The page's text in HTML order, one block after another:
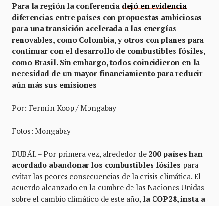
Para la región la conferencia dejó en evidencia
diferencias entre países con propuestas ambiciosas
para una transición acelerada a las energías
renovables, como Colombia, y otros con planes para
continuar con el desarrollo de combustibles fósiles,
como Brasil. Sin embargo, todos coincidieron en la
necesidad de un mayor financiamiento para reducir
aún más sus emisiones
Por: Fermín Koop / Mongabay
Fotos: Mongabay
DUBÁI. – Por primera vez, alrededor de 200 países han
acordado abandonar los combustibles fósiles para
evitar las peores consecuencias de la crisis climática. El
acuerdo alcanzado en la cumbre de las Naciones Unidas
sobre el cambio climático de este año, la COP28, insta a